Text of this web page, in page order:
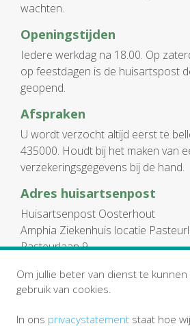
wachten.
Openingstijden
Iedere werkdag na 18.00. Op
op feestdagen is de huisartspost
geopend.
Afspraken
U wordt verzocht altijd eerst te
435000. Houdt bij het maken van
verzekeringsgegevens bij de hand.
Adres huisartsenpost
Huisartsenpost Oosterhout
Amphia Ziekenhuis locatie
Pasteurlaan 9
0162-435000
Om jullie beter van dienst te kunnen
gebruik van cookies.
In ons privacystatement staat hoe